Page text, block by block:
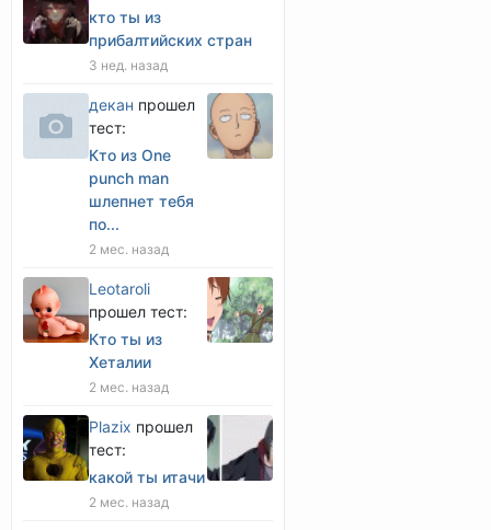
кто ты из
прибалтийских стран
3 нед. назад
декан прошел
тест:
Кто из One
punch man
шлепнет тебя
по...
2 мес. назад
Leotaroli
прошел тест:
Кто ты из
Хеталии
2 мес. назад
Plazix прошел
тест:
какой ты итачи
2 мес. назад